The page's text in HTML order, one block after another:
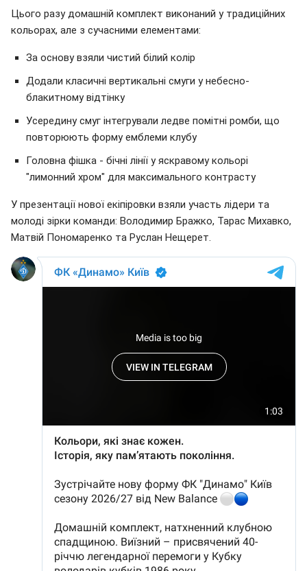
Цього разу домашній комплект виконаний у традиційних
кольорах, але з сучасними елементами:
За основу взяли чистий білий колір
Додали класичні вертикальні смуги у небесно-
блакитному відтінку
Усередину смуг інтегрували ледве помітні ромби, що
повторюють форму емблеми клубу
Головна фішка - бічні лінії у яскравому кольорі
"лимонний хром" для максимального контрасту
У презентації нової екіпіровки взяли участь лідери та
молоді зірки команди: Володимир Бражко, Тарас Михавко,
Матвій Пономаренко та Руслан Нещерет.